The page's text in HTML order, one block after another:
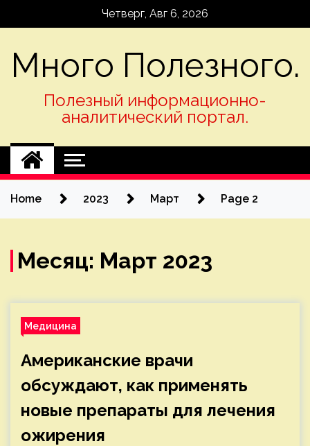
Четверг, Авг 6, 2026
Много Полезного.
Полезный информационно-
аналитический портал.
Home 2023 Март Page 2
Месяц: Март 2023
Медицина
Американские врачи
обсуждают, как применять
новые препараты для лечения
ожирения